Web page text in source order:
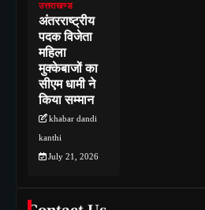
उत्तराखण्ड
अंतरराष्ट्रीय
पदक विजेता
महिला
मुक्केबाजों का
सीएम धामी ने
किया सम्मान
khabar dandi
kanthi
July 21, 2026